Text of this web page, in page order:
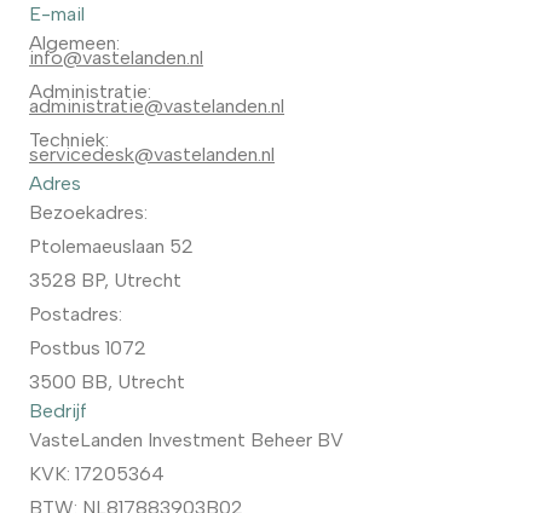
E-mail
Algemeen:
info@vastelanden.nl
Administratie:
administratie@vastelanden.nl
Techniek:
servicedesk@vastelanden.nl
Adres
Bezoekadres:
Ptolemaeuslaan 52
3528 BP, Utrecht
Postadres:
Postbus 1072
3500 BB, Utrecht
Bedrijf
VasteLanden Investment Beheer BV
KVK: 17205364
BTW: NL817883903B02